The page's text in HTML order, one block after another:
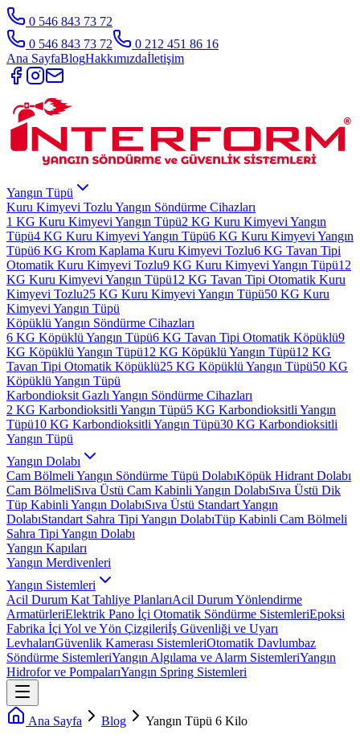
0 546 843 73 72
0 546 843 73 72
0 212 451 86 16
Ana SayfaBlogHakkımızdaİletişim
Yangın Tüpü
Kuru Kimyevi Tozlu Yangın Söndürme Cihazları
1 KG Kuru Kimyevi Yangın Tüpü2 KG Kuru Kimyevi Yangın
Tüpü4 KG Kuru Kimyevi Yangın Tüpü6 KG Kuru Kimyevi Yangın
Tüpü6 KG Krom Kaplama Kuru Kimyevi Tozlu6 KG Tavan Tipi
Otomatik Kuru Kimyevi Tozlu9 KG Kuru Kimyevi Yangın Tüpü12
KG Kuru Kimyevi Yangın Tüpü12 KG Tavan Tipi Otomatik Kuru
Kimyevi Tozlu25 KG Kuru Kimyevi Yangın Tüpü50 KG Kuru
Kimyevi Yangın Tüpü
Köpüklü Yangın Söndürme Cihazları
6 KG Köpüklü Yangın Tüpü6 KG Tavan Tipi Otomatik Köpüklü9
KG Köpüklü Yangın Tüpü12 KG Köpüklü Yangın Tüpü12 KG
Tavan Tipi Otomatik Köpüklü25 KG Köpüklü Yangın Tüpü50 KG
Köpüklü Yangın Tüpü
Karbondioksit Gazlı Yangın Söndürme Cihazları
2 KG Karbondioksitli Yangın Tüpü5 KG Karbondioksitli Yangın
Tüpü10 KG Karbondioksitli Yangın Tüpü30 KG Karbondioksitli
Yangın Tüpü
Yangın Dolabı
Cam Bölmeli Yangın Söndürme Tüpü DolabıKöpük Hidrant Dolabı
Cam BölmeliSıva Üstü Cam Kabinli Yangın DolabıSıva Üstü Dik
Tüp Kabinli Yangın DolabıSıva Üstü Standart Yangın
DolabıStandart Sahra Tipi Yangın DolabıTüp Kabinli Cam Bölmeli
Sahra Tipi Yangın Dolabı
Yangın Kapıları
Yangın Merdivenleri
Yangın Sistemleri
Acil Durum Kat Tahliye PlanlarıAcil Durum Yönlendirme
ArmatürleriElektrik Pano İçi Otomatik Söndürme SistemleriEpoksi
Fabrika İçi Yol ve Yön Çizgileriİş Güvenliği ve Uyarı
LevhalarıGüvenlik Kamerası SistemleriOtomatik Davlumbaz
Söndürme SistemleriYangın Algılama ve Alarm SistemleriYangın
Hidrofor ve PompalarıYangın Spring Sistemleri
Ana Sayfa Blog Yangın Tüpü 6 Kilo